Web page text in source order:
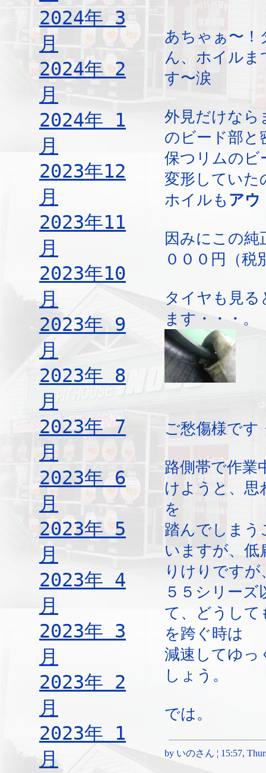
2024年 3
月
2024年 2
月
2024年 1
月
2023年12
月
2023年11
月
2023年10
月
2023年 9
月
2023年 8
月
2023年 7
月
2023年 6
月
2023年 5
月
2023年 4
月
2023年 3
月
2023年 2
月
2023年 1
月
あちゃぁ〜！
ん、ホイル
す〜涙
外見だけなら
のビード部と
保つリムのビ
変形していた
ホイルも アウ
因みにこの純
０００円（税
タイヤも見る
ます・・・。
ご愁傷様です
路側帯で作業
けようと、
を
踏んでしまう
いますが、低
りけりですが
５５シリーズ
て、どうして
を跨ぐ時は
減速してゆっ
しょう。
では。
by いのさん ¦ 15:57,